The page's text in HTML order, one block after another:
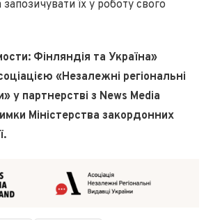
їх у роботу свого
Фінляндія та Україна»
«Незалежні регіональні
у партнерстві з News Media
Міністерства закордонних